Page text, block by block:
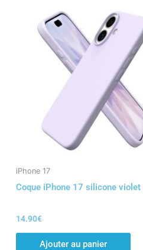
iPhone 17
Coque iPhone 17 silicone violet
14.90€
Ajouter au panier